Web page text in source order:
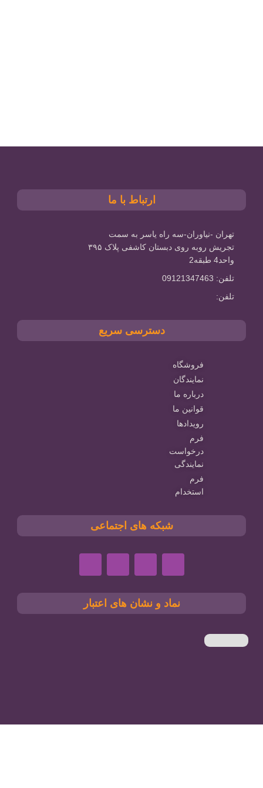
ارتباط با ما
تهران -نیاوران-سه راه یاسر به سمت
تجریش روبه روی دبستان کاشفی پلاک ۳۹۵
واحد4 طبقه2
تلفن: 09121347463
تلفن:
دسترسی سریع
فروشگاه
نمایندگان
درباره ما
قوانین ما
رویدادها
فرم
درخواست
نمایندگی
فرم
استخدام
شبکه های اجتماعی
نماد و نشان های اعتبار